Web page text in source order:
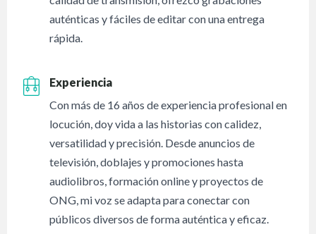
auténticas y fáciles de editar con una entrega
rápida.
Experiencia
Con más de 16 años de experiencia profesional en
locución, doy vida a las historias con calidez,
versatilidad y precisión. Desde anuncios de
televisión, doblajes y promociones hasta
audiolibros, formación online y proyectos de
ONG, mi voz se adapta para conectar con
públicos diversos de forma auténtica y eficaz.